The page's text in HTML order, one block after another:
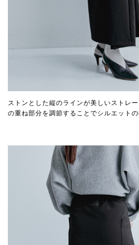
ストンとした縦のラインが美しいストレ
の重ね部分を調節することでシルエットの